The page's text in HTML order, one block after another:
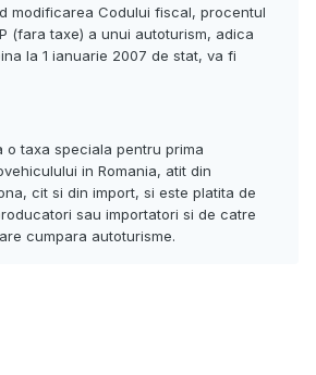
modificarea Codului fiscal, procentul
(fara taxe) a unui autoturism, adica
la 1 ianuarie 2007 de stat, va fi
o taxa speciala pentru prima
in Romania, atit din
cit si din import, si este platita de
sau importatori si de catre
cumpara autoturisme.